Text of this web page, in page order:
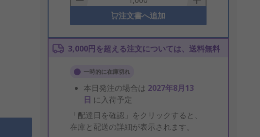
注文書へ追加
3,000円を超える注文については、送料無料
一時的に在庫切れ
本日発注の場合は 2027年8月13
日 に入荷予定
「配達日を確認」をクリックすると、
在庫と配送の詳細が表示されます。